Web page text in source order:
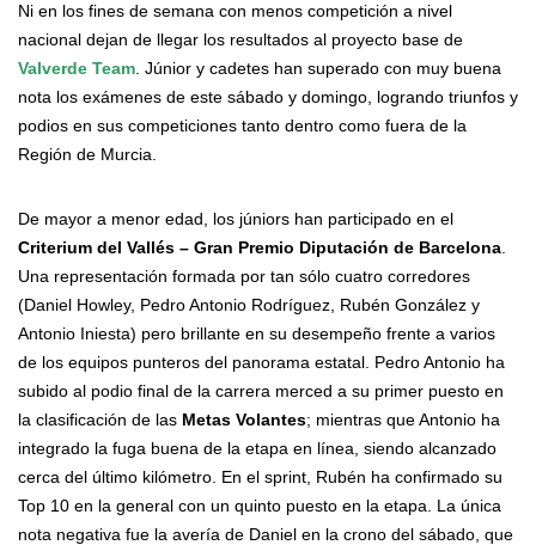
Ni en los fines de semana con menos competición a nivel
nacional dejan de llegar los resultados al proyecto base de
Valverde Team . Júnior y cadetes han superado con muy buena
nota los exámenes de este sábado y domingo, logrando triunfos y
podios en sus competiciones tanto dentro como fuera de la
Región de Murcia.
De mayor a menor edad, los júniors han participado en el
Criterium del Vallés – Gran Premio Diputación de Barcelona
Una representación formada por tan sólo cuatro corredores
(Daniel Howley, Pedro Antonio Rodríguez, Rubén González y
Antonio Iniesta) pero brillante en su desempeño frente a varios
de los equipos punteros del panorama estatal. Pedro Antonio ha
subido al podio final de la carrera merced a su primer puesto en
la clasificación de las Metas Volantes; mientras que Antonio ha
integrado la fuga buena de la etapa en línea, siendo alcanzado
cerca del último kilómetro. En el sprint, Rubén ha confirmado su
Top 10 en la general con un quinto puesto en la etapa. La única
nota negativa fue la avería de Daniel en la crono del sábado, que